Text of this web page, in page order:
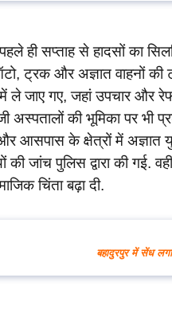
ही सप्ताह से हादसों का
ट्रक और अज्ञात वाहनों की
ले जाए गए, जहां उपचार और
अस्पतालों की भूमिका पर भी
आसपास के क्षेत्रों में अज्ञात
की जांच पुलिस द्वारा की
चिंता बढ़ा दी.
बहादुरपुर में सेंध